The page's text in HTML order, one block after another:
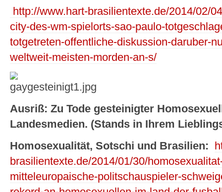
http://www.hart-brasilientexte.de/2014/02/
city-des-wm-spielorts-sao-paulo-
totgetreten-offentliche-diskussion-daruber-
weltweit-meisten-morden-an-s/
Ausriß: Zu Tode gesteinigter
Landesmedien. (Stands in Ihrem
Homosexualität, Sotschi und Brasilien:
brasilientexte.de/2014/01/30/
mitteleuropaische-politschauspieler-